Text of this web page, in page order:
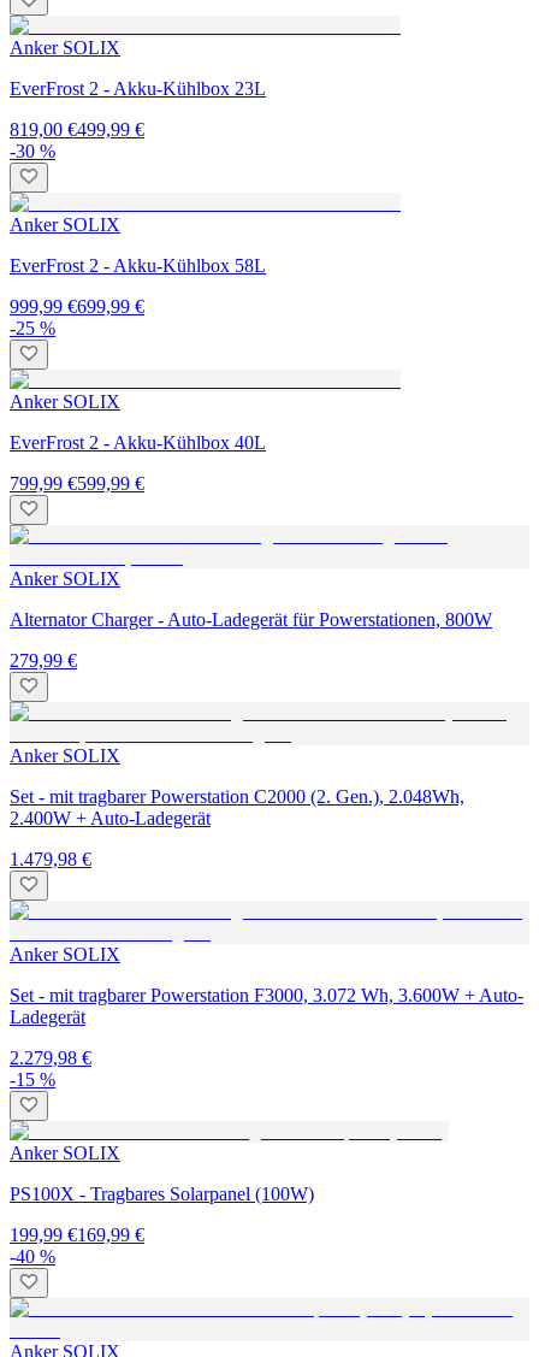
Anker SOLIX
EverFrost 2 - Akku-Kühlbox 23L
819,00 €499,99 €
-30 %
Anker SOLIX
EverFrost 2 - Akku-Kühlbox 58L
999,99 €699,99 €
-25 %
Anker SOLIX
EverFrost 2 - Akku-Kühlbox 40L
799,99 €599,99 €
Anker SOLIX
Alternator Charger - Auto-Ladegerät für Powerstationen, 800W
279,99 €
Anker SOLIX
Set - mit tragbarer Powerstation C2000 (2. Gen.), 2.048Wh,
2.400W + Auto-Ladegerät
1.479,98 €
Anker SOLIX
Set - mit tragbarer Powerstation F3000, 3.072 Wh, 3.600W + Auto-
Ladegerät
2.279,98 €
-15 %
Anker SOLIX
PS100X - Tragbares Solarpanel (100W)
199,99 €169,99 €
-40 %
Anker SOLIX